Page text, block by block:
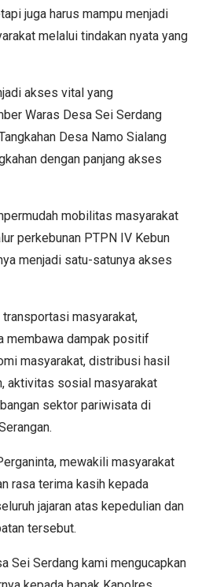
juga harus mampu menjadi
melalui tindakan nyata yang
akses vital yang
Waras Desa Sei Serdang
Desa Namo Sialang
dengan panjang akses
mobilitas masyarakat
perkebunan PTPN IV Kebun
menjadi satu-satunya akses
masyarakat,
membawa dampak positif
masyarakat, distribusi hasil
aktivitas sosial masyarakat
sektor pariwisata di
mewakili masyarakat
rasa terima kasih kepada
jajaran atas kepedulian dan
tersebut.
Sei Serdang kami mengucapkan